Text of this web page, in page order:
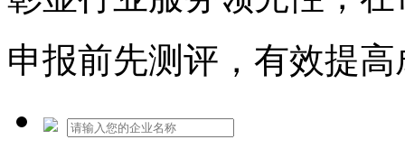
申报前先测评，有效提